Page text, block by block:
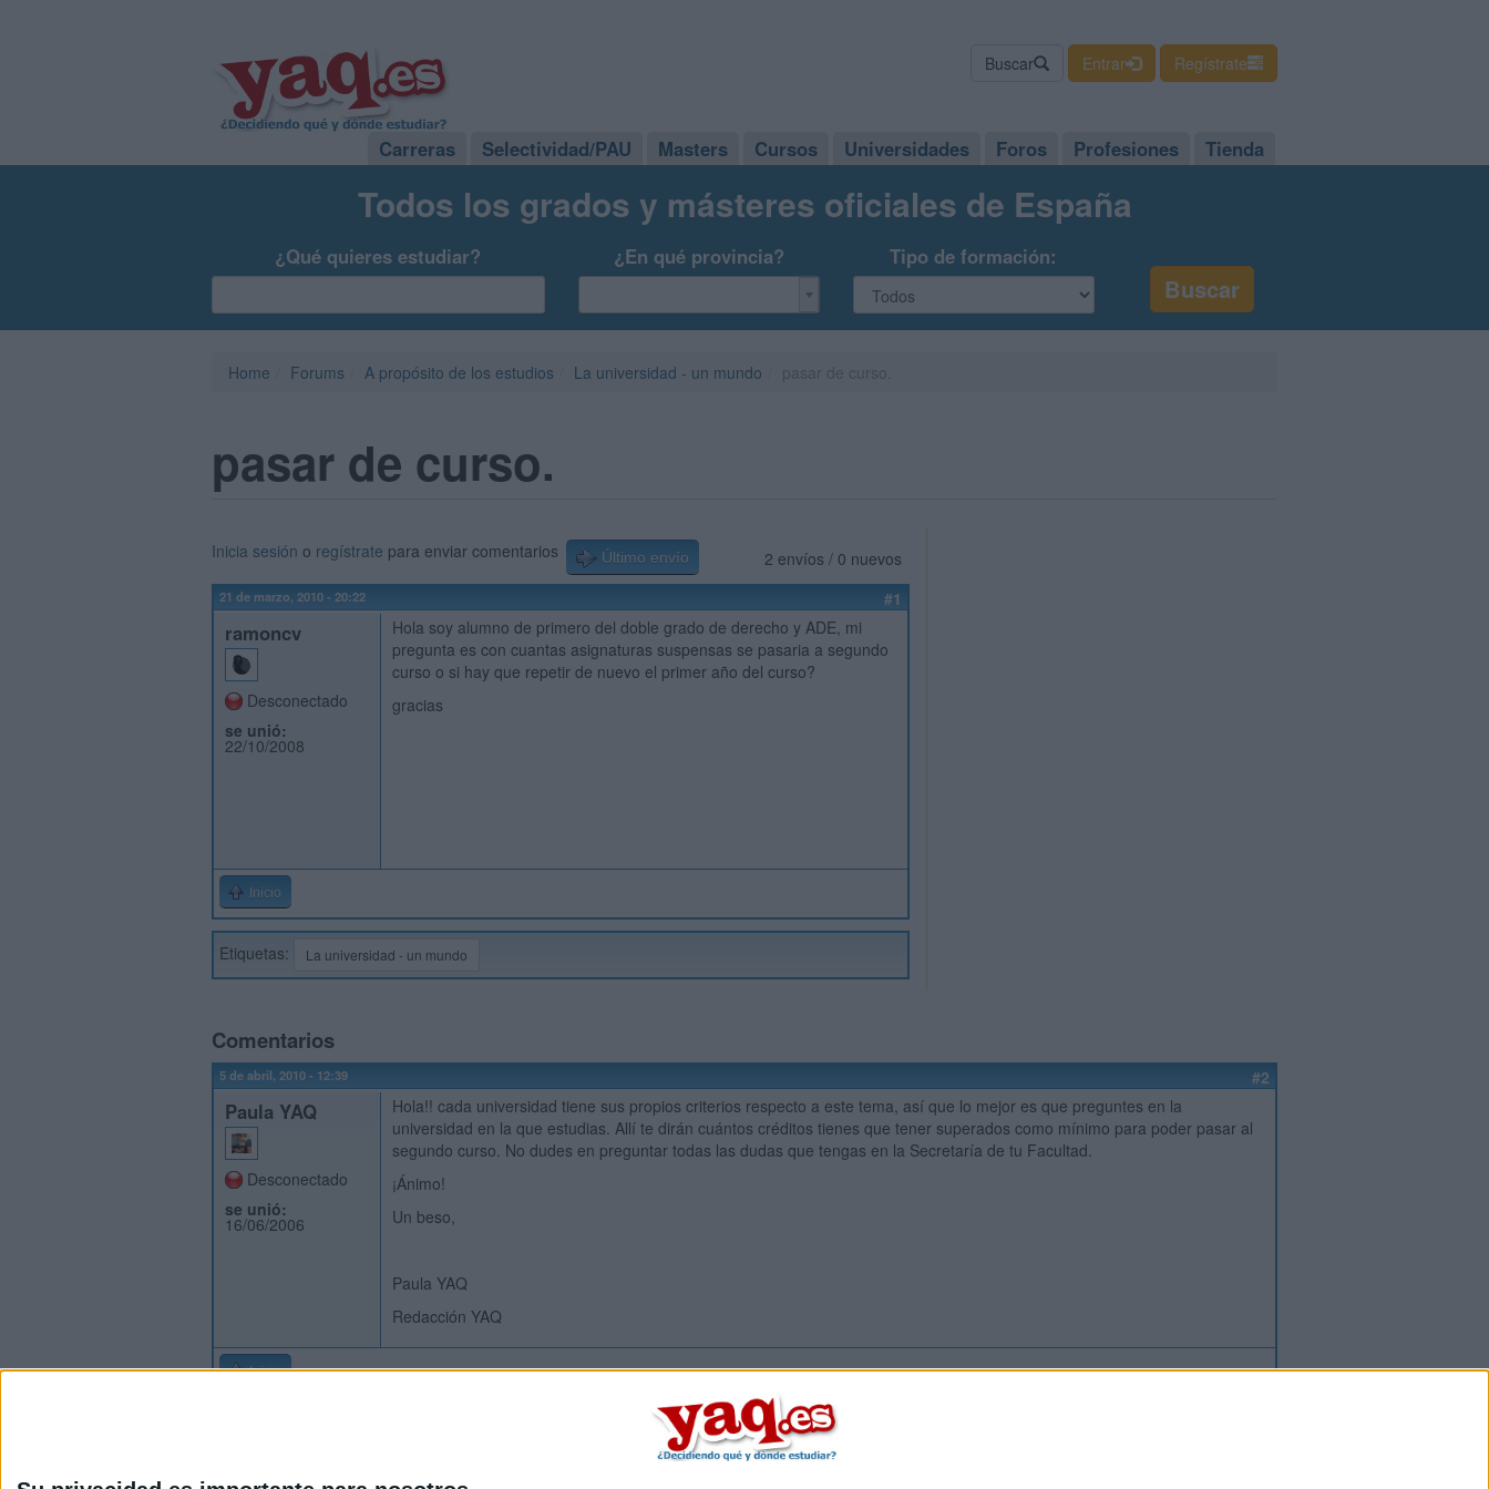
Buscar Entrar Regístrate
Carreras Selectividad/PAU Masters Cursos Universidades Foros Profesiones Tienda
Todos los grados y másteres oficiales de España
¿Qué quieres estudiar? ¿En qué provincia? Tipo de formación:
Home Forums A propósito de los estudios La universidad - un mundo
pasar de curso.
2 envíos / 0 nuevos
Inicia sesión o regístrate para enviar comentarios Último envío
21 de marzo, 2010 - 20:22 #1
ramoncv
Desconectado
se unió:
22/10/2008
Hola soy alumno de primero del doble grado de derecho y ADE, mi
pregunta es con cuantas asignaturas suspensas se pasaria a segundo
curso o si hay que repetir de nuevo el primer año del curso?
gracias
Inicio
Etiquetas: La universidad - un mundo
Comentarios
5 de abril, 2010 - 12:39 #2
Paula YAQ
Desconectado
se unió:
16/06/2006
Hola!! cada universidad tiene sus propios criterios respecto a este tema, así que lo mejor es que preguntes en la
universidad en la que estudias. Allí te dirán cuántos créditos tienes que tener superados como mínimo para poder pasar al
segundo curso. No dudes en preguntar todas las dudas que tengas en la Secretaría de tu Facultad.
¡Ánimo!
Un beso,
Paula YAQ
Redacción YAQ
Inicio Inicia sesiónoregístratepara enviar comentarios